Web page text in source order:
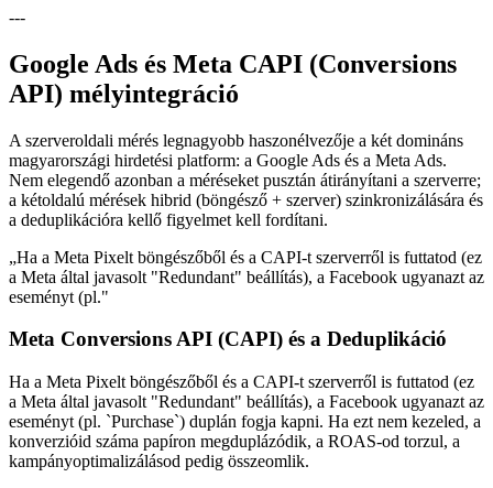
---
Google Ads és Meta CAPI (Conversions
API) mélyintegráció
A szerveroldali mérés legnagyobb haszonélvezője a két domináns
magyarországi hirdetési platform: a Google Ads és a Meta Ads.
Nem elegendő azonban a méréseket pusztán átirányítani a szerverre;
a kétoldalú mérések hibrid (böngésző + szerver) szinkronizálására és
a deduplikációra kellő figyelmet kell fordítani.
„Ha a Meta Pixelt böngészőből és a CAPI-t szerverről is futtatod (ez
a Meta által javasolt "Redundant" beállítás), a Facebook ugyanazt az
eseményt (pl."
Meta Conversions API (CAPI) és a Deduplikáció
Ha a Meta Pixelt böngészőből és a CAPI-t szerverről is futtatod (ez
a Meta által javasolt "Redundant" beállítás), a Facebook ugyanazt az
eseményt (pl. `Purchase`) duplán fogja kapni. Ha ezt nem kezeled, a
konverzióid száma papíron megduplázódik, a ROAS-od torzul, a
kampányoptimalizálásod pedig összeomlik.